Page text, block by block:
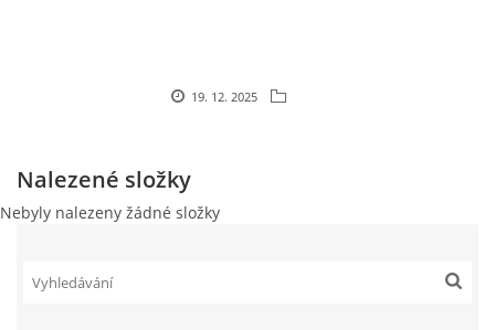
19. 12. 2025
Nalezené složky
Nebyly nalezeny žádné složky